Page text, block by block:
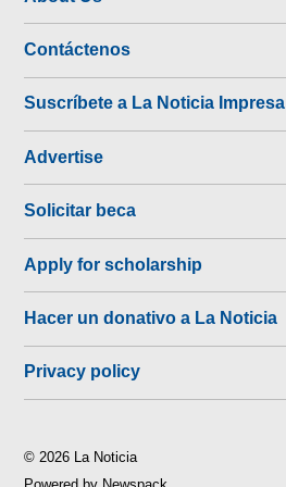
Contáctenos
Suscríbete a La Noticia Impresa
Advertise
Solicitar beca
Apply for scholarship
Hacer un donativo a La Noticia
Privacy policy
© 2026 La Noticia